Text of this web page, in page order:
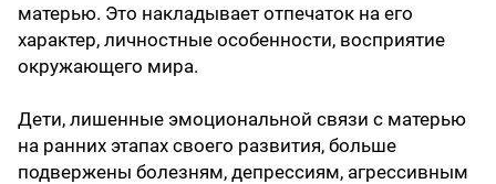
матерью. Это накладывает отпечаток на его
характер, личностные особенности, восприятие
окружающего мира.
Дети, лишенные эмоциональной связи с матерью
на ранних этапах своего развития, больше
подвержены болезням, депрессиям, агрессивным